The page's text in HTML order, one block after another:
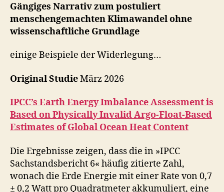
Gängiges Narrativ zum postuliert
menschengemachten Klimawandel ohne
wissenschaftliche Grundlage
einige Beispiele der Widerlegung…
Original StudieMärz 2026
IPCC’s Earth Energy Imbalance Assessment is
Based on Physically Invalid Argo-Float-Based
Estimates of Global Ocean Heat Content
Die Ergebnisse zeigen, dass die in »IPCC
Sachstandsbericht 6« häufig zitierte Zahl,
wonach die Erde Energie mit einer Rate von 0,7
± 0,2 Watt pro Quadratmeter akkumuliert, eine